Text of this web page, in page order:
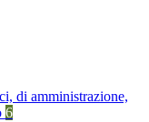
di amministrazione,
6